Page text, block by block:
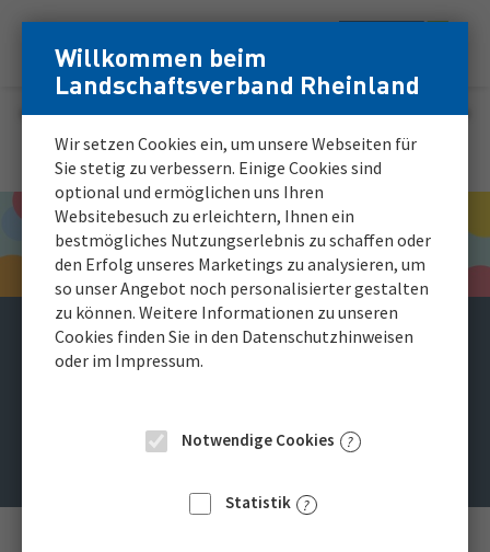
Inhalt
Login
Bewerber*innen
Login
Bewerber*innen
Navigation
Hauptnavigation
Menü
Willkommen beim
Landschaftsverband Rheinland
Wir setzen Cookies ein, um unsere Webseiten für
Sie stetig zu verbessern. Einige Cookies sind
optional und ermöglichen uns Ihren
Websitebesuch zu erleichtern, Ihnen ein
bestmögliches Nutzungserlebnis zu schaffen oder
den Erfolg unseres Marketings zu analysieren, um
so unser Angebot noch personalisierter gestalten
zu können. Weitere Informationen zu unseren
Cookies finden Sie in den Datenschutzhinweisen
oder im Impressum.
Notwendige Cookies
Statistik
Karriereportal
Pflegefachkraft (m/w/d)
in Euskirchen.